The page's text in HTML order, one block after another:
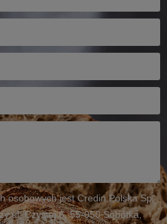
osobowych jest Credin Polska Sp.
ul. Czystej 6, 55-050 Sobótka,